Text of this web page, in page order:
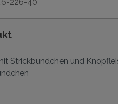
Strickbündchen und